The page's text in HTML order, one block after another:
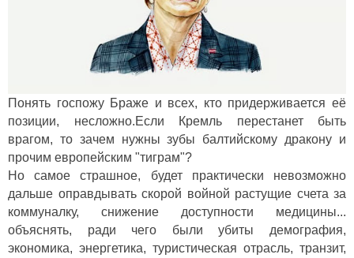
Понять госпожу Браже и всех, кто придерживается её
позиции, несложно.Если Кремль перестанет быть
врагом, то зачем нужны зубы балтийскому дракону и
прочим европейским "тиграм"?
Но самое страшное, будет практически невозможно
дальше оправдывать скорой войной растущие счета за
коммуналку, снижение доступности медицины...
объяснять, ради чего были убиты демография,
экономика, энергетика, туристическая отрасль, транзит,